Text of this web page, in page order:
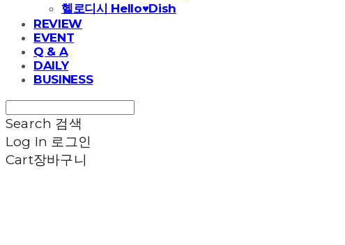
헬로디시 Hello♥Dish
REVIEW
EVENT
Q & A
DAILY
BUSINESS
Search 검색
Log In 로그인
Cart장바구니